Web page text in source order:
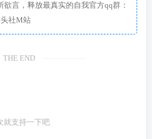
言，释放最真实的自我官方qq群：
漫头社M站
THE END
就支持一下吧